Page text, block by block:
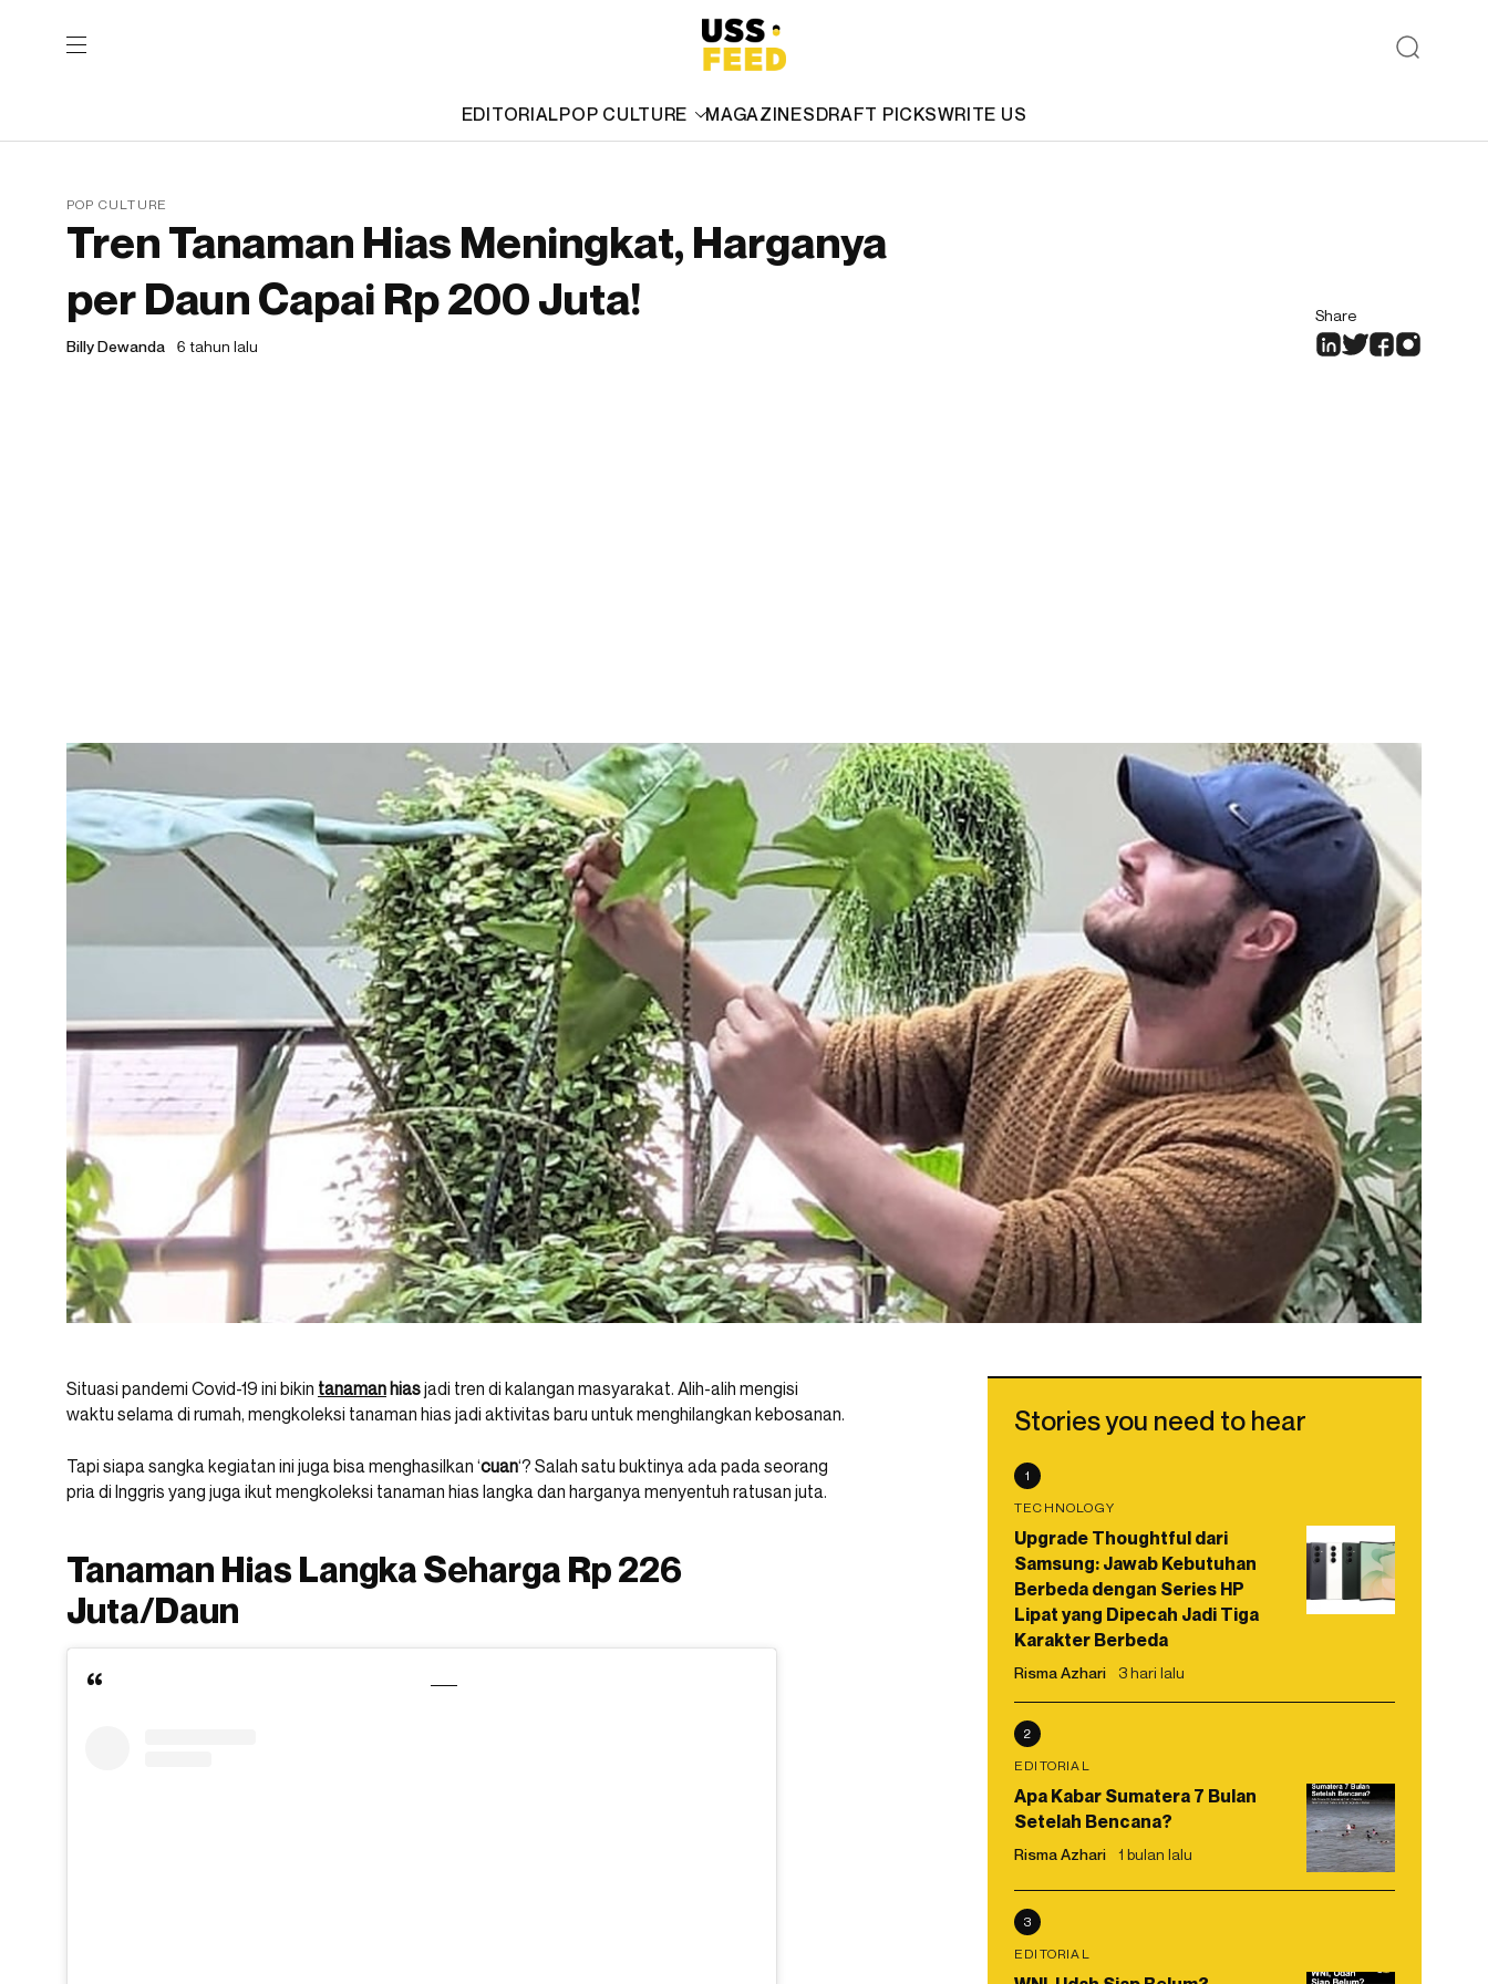
EDITORIALPOP CULTURE MAGAZINESDRAFT PICKSWRITE US
POP CULTURE
Tren Tanaman Hias Meningkat, Harganya
per Daun Capai Rp 200 Juta!
Billy Dewanda 6 tahun lalu
Share
Situasi pandemi Covid-19 ini bikin tanaman hiasjadi tren di kalangan masyarakat. Alih-alih mengisi
waktu selama di rumah, mengkoleksi tanaman hias jadi aktivitas baru untuk menghilangkan kebosanan.
Tapi siapa sangka kegiatan ini juga bisa menghasilkan ‘cuan‘? Salah satu buktinya ada pada seorang
pria di Inggris yang juga ikut mengkoleksi tanaman hias langka dan harganya menyentuh ratusan juta.
Tanaman Hias Langka Seharga Rp 226
Juta/Daun
Stories you need to hear
1
TECHNOLOGY
Upgrade Thoughtful dari
Samsung: Jawab Kebutuhan
Berbeda dengan Series HP
Lipat yang Dipecah Jadi Tiga
Karakter Berbeda
Risma Azhari 3 hari lalu
2
EDITORIAL
Apa Kabar Sumatera 7 Bulan
Setelah Bencana?
Risma Azhari 1 bulan lalu
3
EDITORIAL